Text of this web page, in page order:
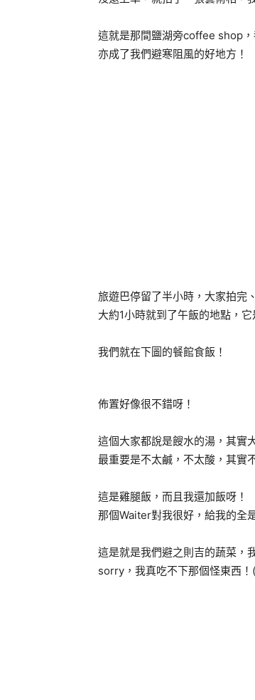
這就是那間鹽湖旁coffee shop，
亦成了我們避寒阻風的好地方！
旅遊巴停留了半小時，大家拍完
大約1小時就到了午飯的地點，
我們就在下圖的餐館食飯！
佈置好像很不錯呀！
這個大家都說是餿水的湯，其實
最重要是不太鹹，不太酸，其實
這是雞腿飯，而且我還加飯呀！
那個Waiter對我很好，給我的全
這是就是我們避之則吉的蔬菜，
sorry，我真吃不下那個怪東西